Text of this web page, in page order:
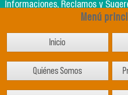
Menú
Inicio
Quiénes Somos
Informaciones, Reclamos y
Soporte Informático Segic: (562)